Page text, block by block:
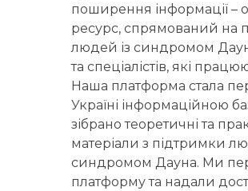
поширення інформації –
ресурс, спрямований на
людей із синдромом
та спеціалістів, які
Наша платформа стала
Україні інформаційною
зібрано теоретичні та
матеріали з підтримки
синдромом Дауна. Ми
платформу та надали